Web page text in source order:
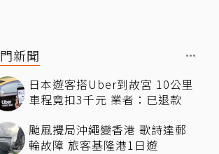
新聞
日本遊客搭Uber到故宮 10公里
車程竟扣3千元 業者：已退款
颱風攪局沖繩變香港 歌詩達郵
輪故障 旅客基隆港1日遊